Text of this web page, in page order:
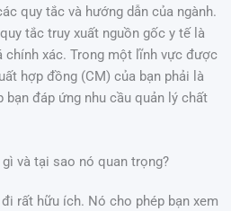
quy tắc và hướng dẫn của ngành.
tắc truy xuất nguồn gốc y tế là
chính xác. Trong một lĩnh vực được
hợp đồng (CM) của bạn phải là
đáp ứng nhu cầu quản lý chất
và tại sao nó quan trọng?
rất hữu ích. Nó cho phép bạn xem